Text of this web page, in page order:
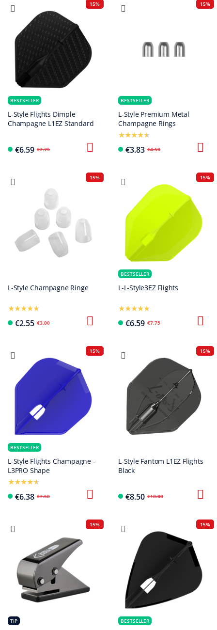
15%
BESTSELLER
L-Style Flights Dimple
Champagne L1EZ Standard
€6.59 €7.75
15%
BESTSELLER
L-Style Premium Metal
Champagne Rings
€3.83 €4.50
15%
L-Style Champagne Ringe
€2.55 €3.00
15%
BESTSELLER
L-L-Style3EZ Flights
€6.59 €7.75
15%
BESTSELLER
L-Style Flights Champagne -
L3PRO Shape
€6.38 €7.50
15%
L-Style Fantom L1EZ Flights
Black
€8.50 €10.00
15%
TIP
15%
BESTSELLER